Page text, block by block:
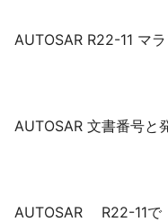
AUTOSAR R22-11 マ
AUTOSAR 文書番号と
AUTOSAR R22-11で